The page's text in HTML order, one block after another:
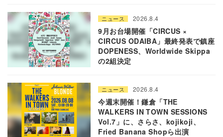
ニュース 2026.8.4
9月お台場開催「CIRCUS ×
CIRCUS ODAIBA」最終発表で鎮座
DOPENESS、Worldwide Skippa
の2組決定
ニュース 2026.8.4
今週末開催！鎌倉「THE
WALKERS IN TOWN SESSIONS
Vol.7」に、さらさ、kojikoji、
Fried Banana Shopら出演